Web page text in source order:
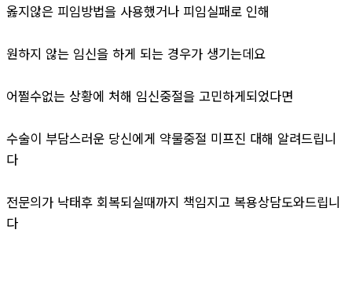
옳지않은 피임방법을 사용했거나 피임실패로 인해
원하지 않는 임신을 하게 되는 경우가 생기는데요
어쩔수없는 상황에 처해 임신중절을 고민하게되었다면
수술이 부담스러운 당신에게 약물중절 미프진 대해 알려드립니
다
전문의가 낙태후 회복되실때까지 책임지고 복용상담도와드립니
다